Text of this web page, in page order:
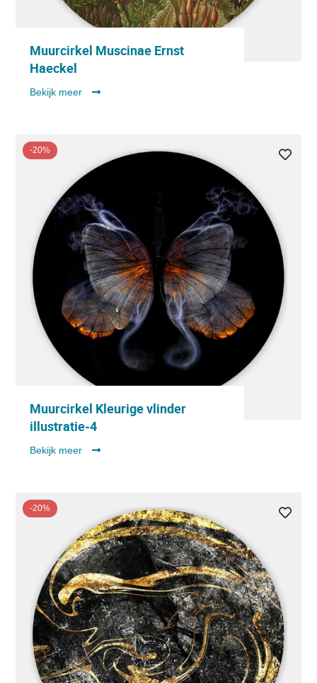
Muurcirkel Muscinae Ernst
Haeckel
Bekijk meer
-20%
Muurcirkel Kleurige vlinder
illustratie-4
Bekijk meer
-20%